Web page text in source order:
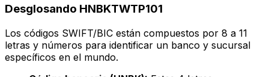
Desglosando HNBKTWTP101
Los códigos SWIFT/BIC están compuestos por 8 a 11
letras y números para identificar un banco y sucursal
específicos en el mundo.